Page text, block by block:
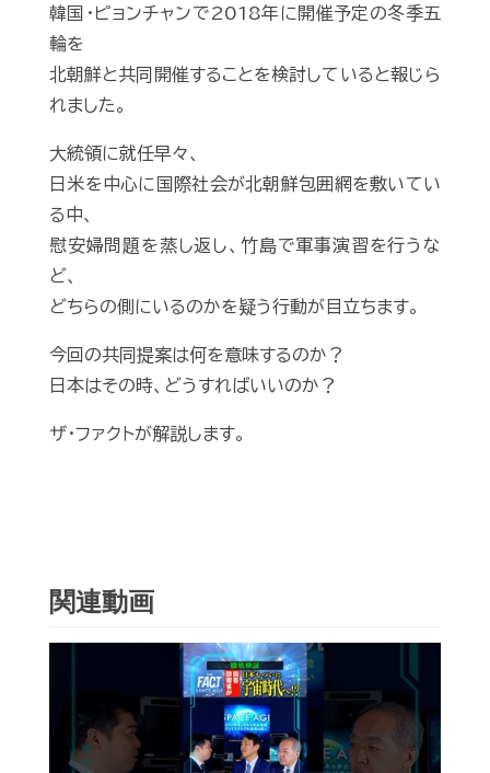
韓国・ピョンチャンで2018年に開催予定の冬季五
輪を
北朝鮮と共同開催することを検討していると報じら
れました。
大統領に就任早々、
日米を中心に国際社会が北朝鮮包囲網を敷いてい
る中、
慰安婦問題を蒸し返し、竹島で軍事演習を行うな
ど、
どちらの側にいるのかを疑う行動が目立ちます。
今回の共同提案は何を意味するのか？
日本はその時、どうすればいいのか？
ザ・ファクトが解説します。
関連動画